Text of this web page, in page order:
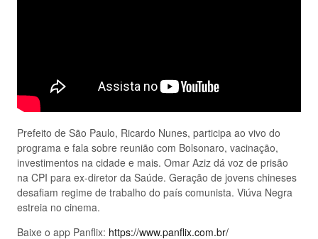
Prefeito de São Paulo, Ricardo Nunes, participa ao vivo do
programa e fala sobre reunião com Bolsonaro, vacinação,
investimentos na cidade e mais. Omar Aziz dá voz de prisão
na CPI para ex-diretor da Saúde. Geração de jovens chineses
desafiam regime de trabalho do país comunista. Viúva Negra
estreia no cinema.
Baixe o app Panflix: https://www.panflix.com.br/